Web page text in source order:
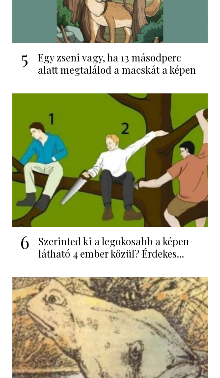
5
Egy zseni vagy, ha 13 másodperc
alatt megtalálod a macskát a képen
6
Szerinted ki a legokosabb a képen
látható 4 ember közül? Érdekes...